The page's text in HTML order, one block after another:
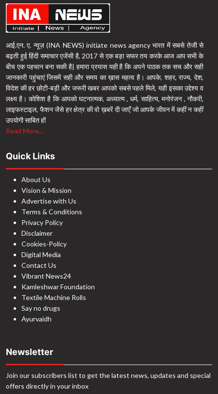
आई.एन. ए. न्यूज़ (INA NEWS) initiate news agency भारत में सबसे तेजी से
बढ़ती हुई हिंदी समाचार एजेंसी है, 2017 से एक बड़ा सफर तय करके आज आप सभी के
बीच एक पहचान बना सकी है| हमारा प्रयास यही है कि अपने पाठक तक सच और सही
जानकारी पहुंचाएं जिसमें सही और समय का ख़ास महत्व है। आपके, शहर, राज्य, देश,
विदेश की हर छोटी-बड़ी और जरूरी खबर आपको सबसे पहले मिले, यही इसका उद्देश्य व
लक्ष्य है। कोशिश है कि आपको घटनात्मक, अध्यात्म , धर्म, साहित्य, मनोरंजन , नौकरी,
लाइफस्टाइल, फैशन जैसे हर क्षेत्र की वो ख़बरें दी जाएँ जो आपके जीवन में कहीं न कहीं
उपयोगी साबित हों
Read More...
Quick Links
About Us
Vision & Mission
Advertise with Us
Terms & Conditions
Privacy Policy
Disclaimer
Cookies-Policy
Digital Media
Contact Us
Vibrant News24
Kamleshwar Foundation
Textile Machine Rolls
Say no drugs
Ayurvaidh
Newsletter
Join our subscribers list to get the latest news, updates and special
offers directly in your inbox